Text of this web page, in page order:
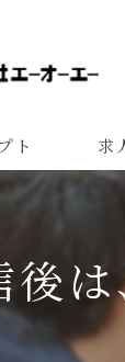
ト 求
後